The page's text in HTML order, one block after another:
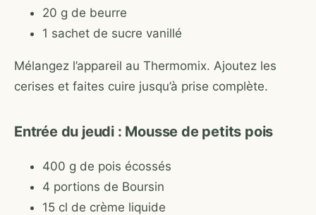
20 g de beurre
1 sachet de sucre vanillé
Mélangez l’appareil au Thermomix. Ajoutez les
cerises et faites cuire jusqu’à prise complète.
Entrée du jeudi : Mousse de petits pois
400 g de pois écossés
4 portions de Boursin
15 cl de crème liquide